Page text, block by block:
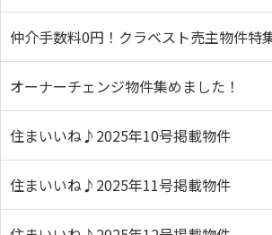
仲介手数料0円！クラベスト売主物件特
オーナーチェンジ物件集めました！
住まいいね♪2025年10号掲載物件
住まいいね♪2025年11号掲載物件